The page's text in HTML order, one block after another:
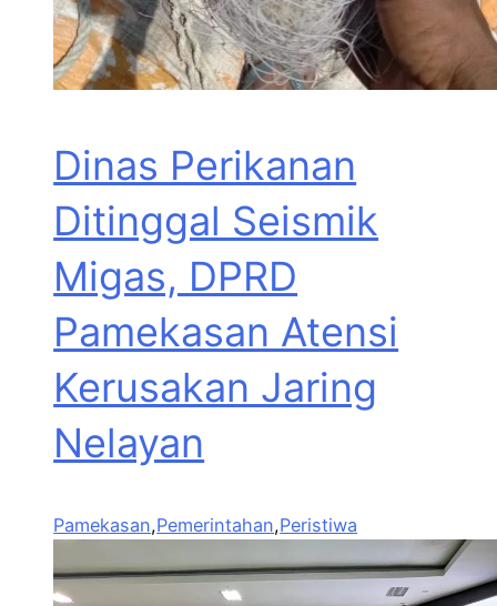
Dinas Perikanan
Ditinggal Seismik
Migas, DPRD
Pamekasan Atensi
Kerusakan Jaring
Nelayan
Pamekasan,Pemerintahan,Peristiwa